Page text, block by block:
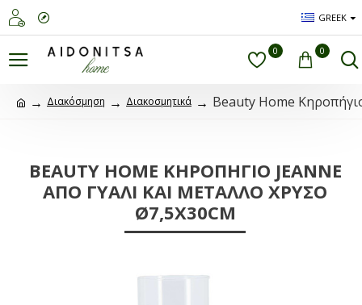
GREEK
0 0
Διακόσμηση Διακοσμητικά Beauty Home
BEAUTY HOME ΚΗΡΟΠΉΓΙΟ JEANNE
ΑΠΌ ΓΥΑΛΊ ΚΑΙ ΜΈΤΑΛΛΟ ΧΡΥΣΌ
Ø7,5X30CM